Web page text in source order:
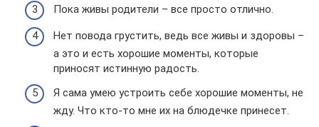
Пока живы родители – все просто отлично.
Нет повода грустить, ведь все живы и здоровы –
а это и есть хорошие моменты, которые
приносят истинную радость.
Я сама умею устроить себе хорошие моменты, не
жду. Что кто-то мне их на блюдечке принесет.